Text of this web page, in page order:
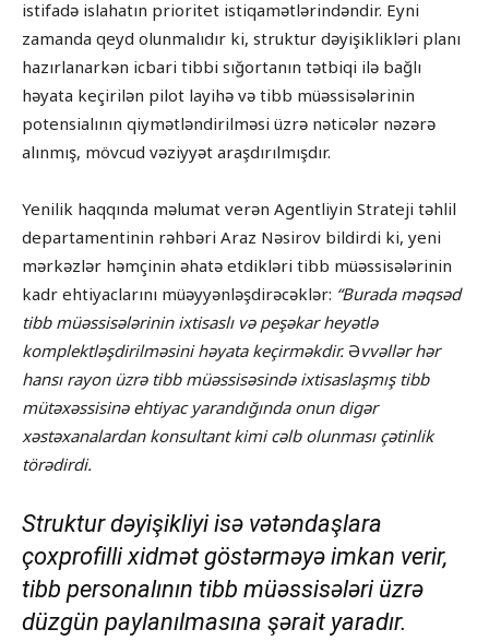
istifadə islahatın prioritet istiqamətlərindəndir. Eyni
zamanda qeyd olunmalıdır ki, struktur dəyişiklikləri planı
hazırlanarkən icbari tibbi sığortanın tətbiqi ilə bağlı
həyata keçirilən pilot layihə və tibb müəssisələrinin
potensialının qiymətləndirilməsi üzrə nəticələr nəzərə
alınmış, mövcud vəziyyət araşdırılmışdır.
Yenilik haqqında məlumat verən Agentliyin Strateji təhlil
departamentinin rəhbəri Araz Nəsirov bildirdi ki, yeni
mərkəzlər həmçinin əhatə etdikləri tibb müəssisələrinin
kadr ehtiyaclarını müəyyənləşdirəcəklər: “Burada məqsəd
tibb müəssisələrinin ixtisaslı və peşəkar heyətlə
komplektləşdirilməsini həyata keçirməkdir. Əvvəllər hər
hansı rayon üzrə tibb müəssisəsində ixtisaslaşmış tibb
mütəxəssisinə ehtiyac yarandığında onun digər
xəstəxanalardan konsultant kimi cəlb olunması çətinlik
törədirdi.
Struktur dəyişikliyi isə vətəndaşlara
çoxprofilli xidmət göstərməyə imkan verir,
tibb personalının tibb müəssisələri üzrə
düzgün paylanılmasına şərait yaradır.